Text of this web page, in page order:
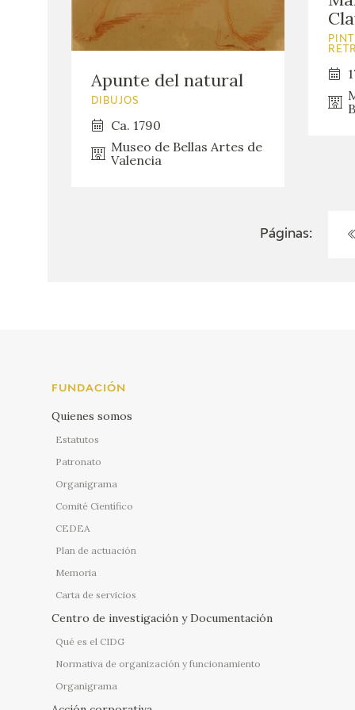
Apunte del natural
DIBUJOS
Ca. 1790
Museo de Bellas Artes de
Valencia
Páginas:
FUNDACIÓN
Quienes somos
Estatutos
Patronato
Organigrama
Comité Científico
CEDEA
Plan de actuación
Memoria
Carta de servicios
Centro de investigación y Documentación
Qué es el CIDG
Normativa de organización y funcionamiento
Organigrama